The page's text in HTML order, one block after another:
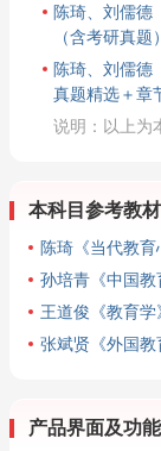
陈琦、刘儒德
（含考研真题
陈琦、刘儒德
真题精选＋章
说明：以上为
本科目参考教材
陈琦《当代教育
孙培青《中国教
王道俊《教育学
张斌贤《外国教
产品界面及功能